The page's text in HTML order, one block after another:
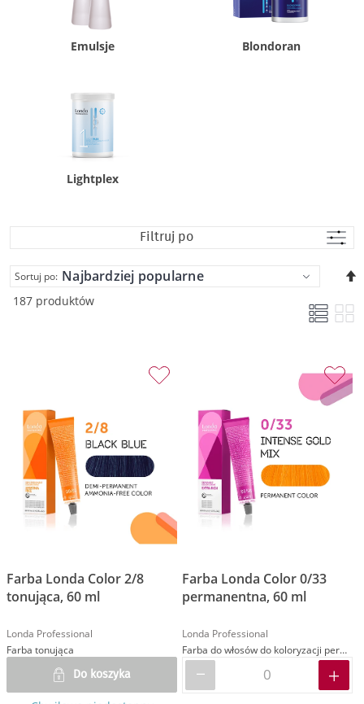
Emulsje Blondoran
Lightplex
Filtruj po
187 produktów
Sortuj po:
Farba Londa Color 2/8
tonująca, 60 ml
Londa Professional
Farba tonująca
Do koszyka
Farba Londa Color 0/33
permanentna, 60 ml
Londa Professional
Farba do włosów do koloryzacji permanentnej